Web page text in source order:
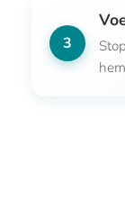
3